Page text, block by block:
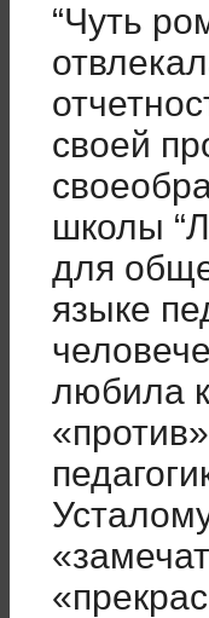
“Чуть
своей
школы
для
языке
любила